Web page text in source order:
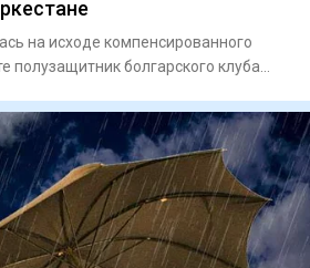
на исходе компенсированного
полузащитник болгарского клуба